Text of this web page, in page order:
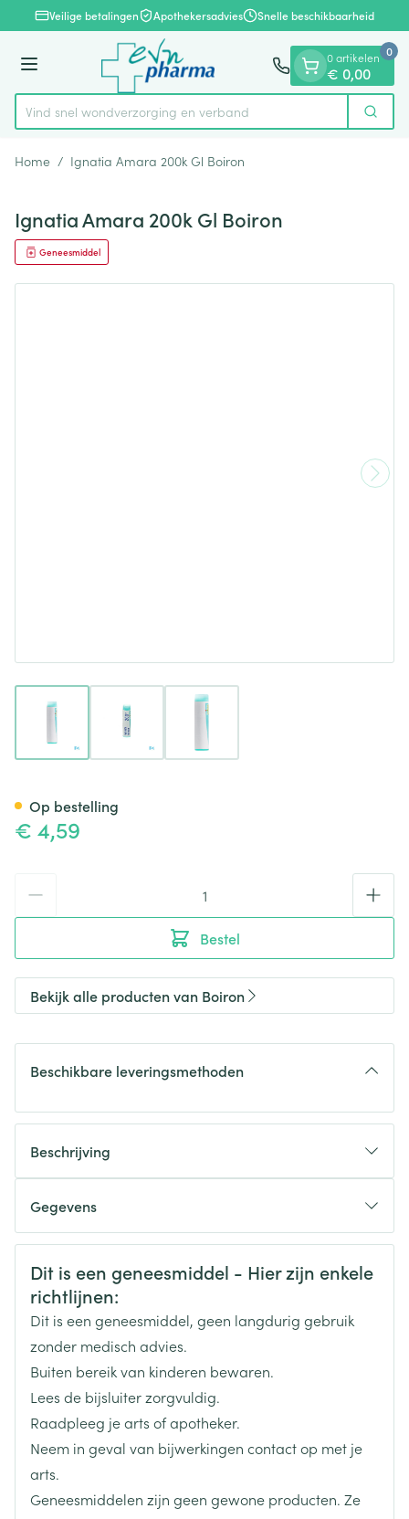
Ga naar de inhoud
1 van 1Veilige betalingen Apothekersadvies Snelle beschikbaarheid
Menu
Product, merk, categorie...
Vind snel wondverzorging en verband Zoek
0 artikelen
€ 0,00
0
Home / Ignatia Amara 200k Gl Boiron
Ignatia Amara 200k Gl Boiron
Geneesmiddel
View larger imageView larger image
€ 4,59
Bestel
Op bestelling
Bekijk alle producten van Boiron
Beschikbare leveringsmethoden
Beschrijving
Gegevens
CNK
0342808
Organisaties
Merken Boiron
Breedte 12 mm
Lengte 43 mm
Diepte 12 mm
Veiligheidsinformatie
Dit is een geneesmiddel - Hier zijn enkele
richtlijnen:
Dit is een geneesmiddel, geen langdurig gebruik
zonder medisch advies.
Buiten bereik van kinderen bewaren.
Lees de bijsluiter zorgvuldig.
Raadpleeg je arts of apotheker.
Neem in geval van bijwerkingen contact op met je
arts.
Geneesmiddelen zijn geen gewone producten. Ze